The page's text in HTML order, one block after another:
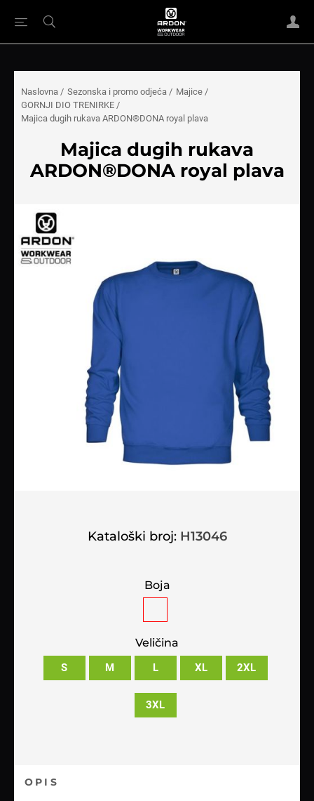
Naslovna / Sezonska i promo odjeća / Majice /
GORNJI DIO TRENIRKE /
Majica dugih rukava ARDON®DONA royal plava
Majica dugih rukava
ARDON®DONA royal plava
Kataloški broj: H13046
Boja
Veličina
S M L XL 2XL
3XL
OPIS